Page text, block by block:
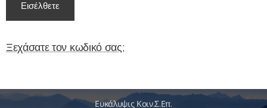
Εισέλθετε
Ξεχάσατε τον κωδικό σας;
Ευκάλυψις Κοιν.Σ.Επ.